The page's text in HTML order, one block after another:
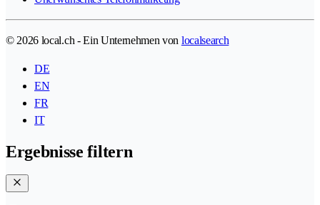
© 2026 local.ch - Ein Unternehmen von localsearch
DE
EN
FR
IT
Ergebnisse filtern